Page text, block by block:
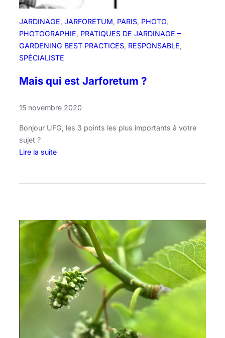
JARDINAGE, JARFORETUM, PARIS, PHOTO
PHOTOGRAPHIE, PRATIQUES DE JARDINAGE –
GARDENING BEST PRACTICES, RESPONSABLE
SPÉCIALISTE
Mais qui est Jarforetum ?
15 novembre 2020
Bonjour UFG, les 3 points les plus importants à votre
sujet ?
Lire la suite
q
s
t
J
a